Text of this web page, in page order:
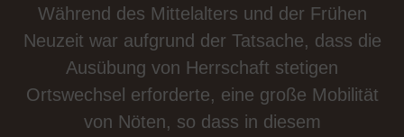
Während des Mittelalters und der Frühen
Neuzeit war aufgrund der Tatsache, dass die
Ausübung von Herrschaft stetigen
Ortswechsel erforderte, eine große Mobilität
von Nöten, so dass in diesem